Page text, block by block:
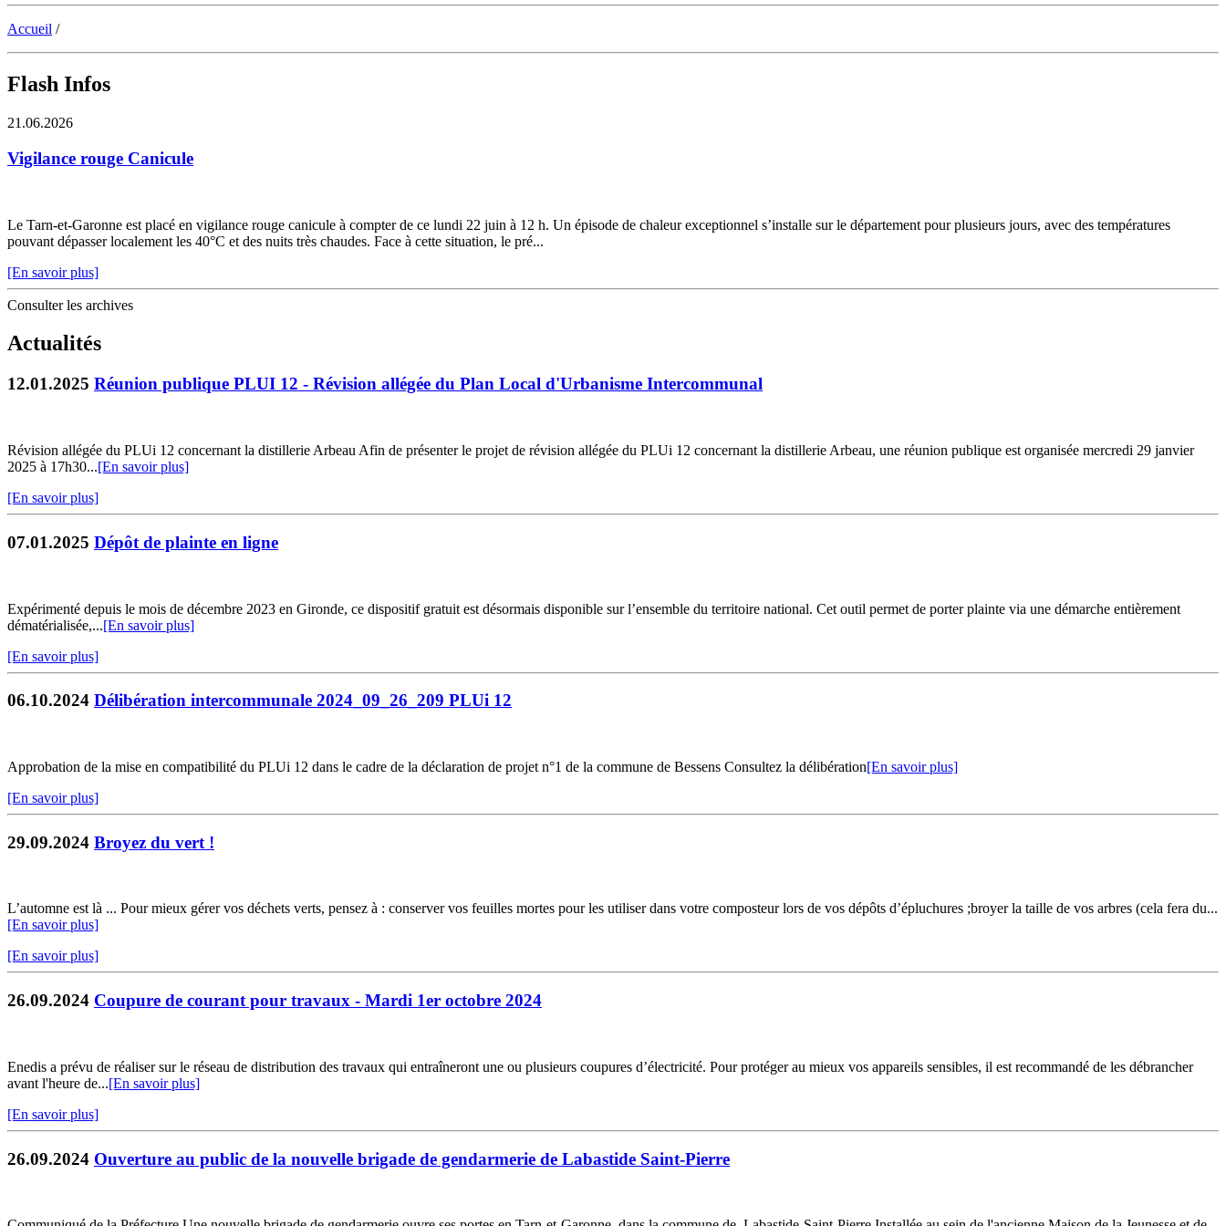
Accueil /
Flash Infos
21.06.2026
Vigilance rouge Canicule
Le Tarn-et-Garonne est placé en vigilance rouge canicule à compter de ce lundi 22 juin à 12 h. Un épisode de chaleur exceptionnel s’installe sur le département pour plusieurs jours, avec des températures
pouvant dépasser localement les 40°C et des nuits très chaudes. Face à cette situation, le pré...
[En savoir plus]
Consulter les archives
Actualités
12.01.2025 Réunion publique PLUI 12 - Révision allégée du Plan Local d'Urbanisme Intercommunal
Révision allégée du PLUi 12 concernant la distillerie Arbeau Afin de présenter le projet de révision allégée du PLUi 12 concernant la distillerie Arbeau, une réunion publique est organisée mercredi 29 janvier
2025 à 17h30...[En savoir plus]
[En savoir plus]
07.01.2025 Dépôt de plainte en ligne
Expérimenté depuis le mois de décembre 2023 en Gironde, ce dispositif gratuit est désormais disponible sur l’ensemble du territoire national. Cet outil permet de porter plainte via une démarche entièrement
dématérialisée,...[En savoir plus]
[En savoir plus]
06.10.2024 Délibération intercommunale 2024_09_26_209 PLUi 12
Approbation de la mise en compatibilité du PLUi 12 dans le cadre de la déclaration de projet n°1 de la commune de Bessens Consultez la délibération[En savoir plus]
[En savoir plus]
29.09.2024 Broyez du vert !
L’automne est là ... Pour mieux gérer vos déchets verts, pensez à : conserver vos feuilles mortes pour les utiliser dans votre composteur lors de vos dépôts d’épluchures ;broyer la taille de vos arbres (cela fera du...
[En savoir plus]
[En savoir plus]
26.09.2024 Coupure de courant pour travaux - Mardi 1er octobre 2024
Enedis a prévu de réaliser sur le réseau de distribution des travaux qui entraîneront une ou plusieurs coupures d’électricité. Pour protéger au mieux vos appareils sensibles, il est recommandé de les débrancher
avant l'heure de...[En savoir plus]
[En savoir plus]
26.09.2024 Ouverture au public de la nouvelle brigade de gendarmerie de Labastide Saint-Pierre